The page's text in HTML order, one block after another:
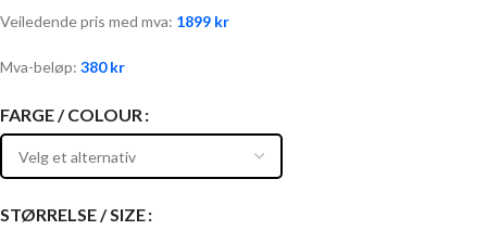
Veiledende pris med mva: 1899 kr
Mva-beløp: 380kr
FARGE / COLOUR
STØRRELSE / SIZE